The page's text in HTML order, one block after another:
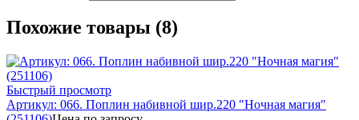
Похожие товары (8)
Быстрый просмотр
Артикул: 066. Поплин набивной шир.220 "Ночная магия"